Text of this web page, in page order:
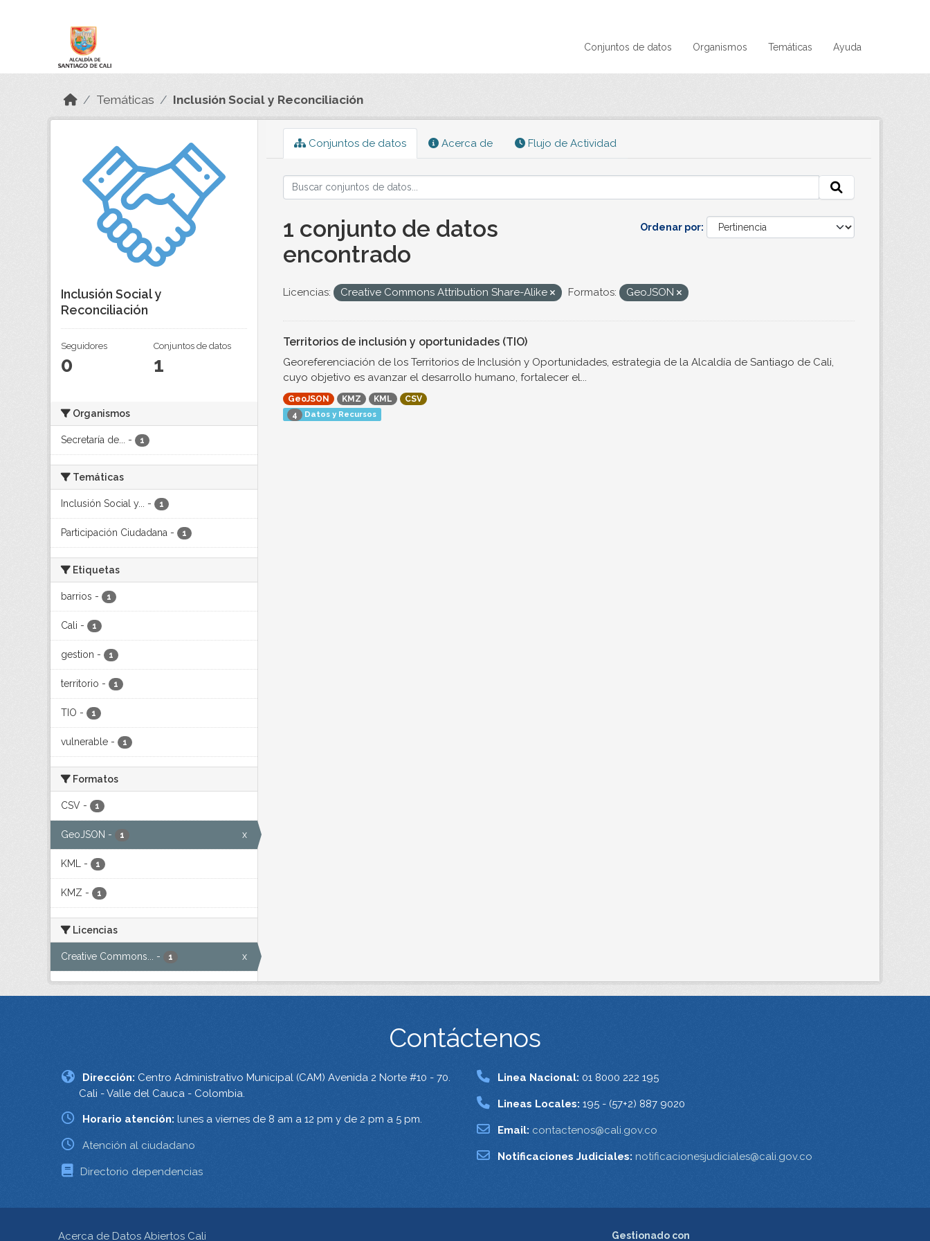
Conjuntos de datos Organismos Temáticas Ayuda
Temáticas Inclusión Social y Reconciliación
Inclusión Social y
Reconciliación
Seguidores
0
Conjuntos de datos
1
Organismos
Secretaría de... - 1
Temáticas
Inclusión Social y... - 1
Participación Ciudadana - 1
Etiquetas
barrios - 1
Cali - 1
gestion - 1
territorio - 1
TIO - 1
vulnerable - 1
Formatos
CSV - 1
GeoJSON - 1 x
KML - 1
KMZ - 1
Licencias
Creative Commons... - 1 x
Conjuntos de datos Acerca de Flujo de Actividad
Ordenar por
1 conjunto de datos
encontrado
Licencias: Creative Commons Attribution Share-Alike Formatos: GeoJSON
Territorios de inclusión y oportunidades (TIO)
Georeferenciación de los Territorios de Inclusión y Oportunidades, estrategia de la Alcaldía de Santiago de Cali,
cuyo objetivo es avanzar el desarrollo humano, fortalecer el...
GeoJSON KMZ KML
CSV
4
Datos y Recursos
Contáctenos
Dirección: Centro Administrativo Municipal (CAM) Avenida 2 Norte #10 - 70.
Cali - Valle del Cauca - Colombia.
Horario atención: lunes a viernes de 8 am a 12 pm y de 2 pm a 5 pm.
Atención al ciudadano
Directorio dependencias
Linea Nacional: 01 8000 222 195
Lineas Locales: 195 - (57+2) 887 9020
Email: contactenos@cali.gov.co
Notificaciones Judiciales: notificacionesjudiciales@cali.gov.co
Acerca de Datos Abiertos Cali Gestionado con